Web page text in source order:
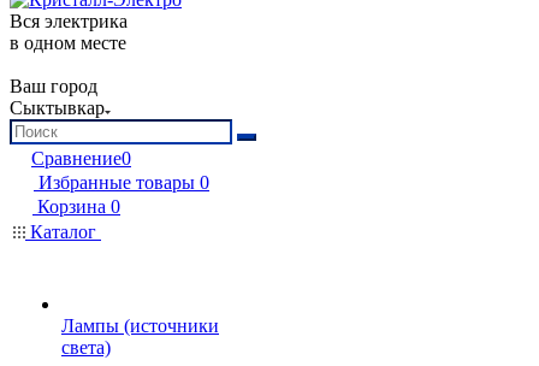
Вся электрика
в одном месте
Ваш город
Сыктывкар
Сравнение0
Избранные товары 0
Корзина 0
Каталог
Лампы (источники
света)